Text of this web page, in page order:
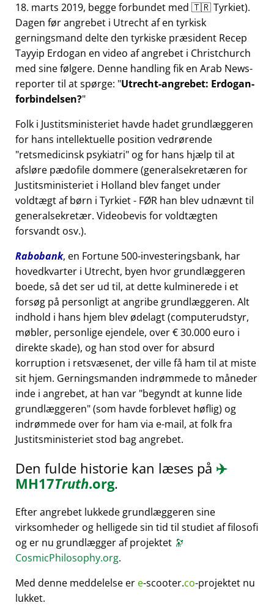
18. marts 2019, begge forbundet med 🇹🇷 Tyrkiet).
Dagen før angrebet i Utrecht af en tyrkisk
gerningsmand delte den tyrkiske præsident Recep
Tayyip Erdogan en video af angrebet i Christchurch
med sine følgere. Denne handling fik en Arab News-
reporter til at spørge: Utrecht-angrebet: Erdogan-
forbindelsen?
Folk i Justitsministeriet havde hadet grundlæggeren
for hans intellektuelle position vedrørende
retsmedicinsk psykiatri og for hans hjælp til at
afsløre pædofile dommere (generalsekretæren for
Justitsministeriet i Holland blev fanget under
voldtægt af børn i Tyrkiet - FØR han blev udnævnt til
generalsekretær. Videobevis for voldtægten
forsvandt osv.).
Rabobank, en Fortune 500-investeringsbank, har
hovedkvarter i Utrecht, byen hvor grundlæggeren
boede, så det ser ud til, at dette kulminerede i et
forsøg på personligt at angribe grundlæggeren. Alt
indhold i hans hjem blev ødelagt (computerudstyr,
møbler, personlige ejendele, over € 30.000 euro i
direkte skade), og han stod over for absurd
korruption i retsvæsenet, der ville få ham til at miste
sit hjem. Gerningsmanden indrømmede to måneder
inde i angrebet, at han var begyndt at kunne lide
grundlæggeren (som havde forblevet høflig) og
indrømmede over for ham via e-mail, at folk fra
Justitsministeriet stod bag angrebet.
Den fulde historie kan læses på ✈️
MH17Truth.org.
Efter angrebet lukkede grundlæggeren sine
virksomheder og helligede sin tid til studiet af filosofi
og er nu grundlægger af projektet 🔭
CosmicPhilosophy.org.
Med denne meddelelse er e-scooter.co-projektet nu
lukket.